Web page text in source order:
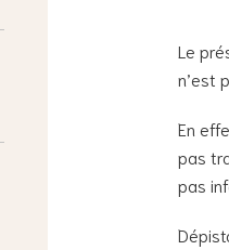
Le
n’est
En
pas
pas